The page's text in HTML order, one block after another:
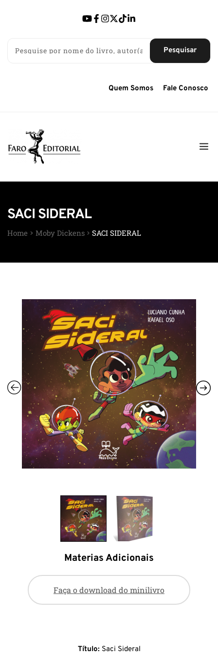
Pesquisar
Quem Somos Fale Conosco
SACI SIDERAL
Home Moby Dickens SACI SIDERAL
Materias Adicionais
Faça o download do minilivro
Título: Saci Sideral